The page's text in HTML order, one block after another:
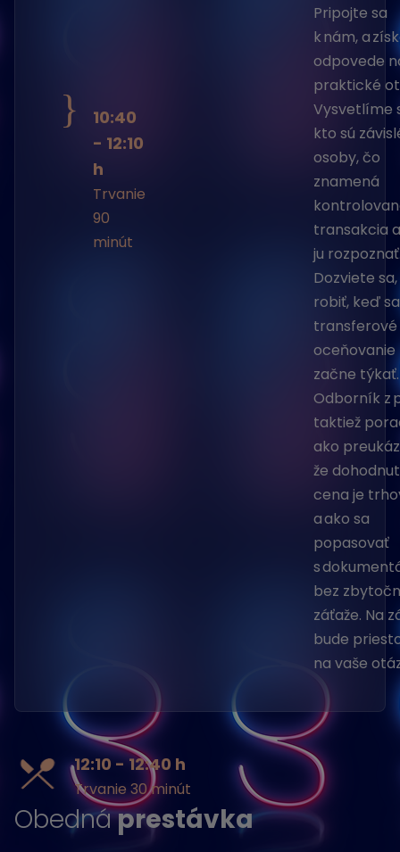
}
10:40
- 12:10
h
Trvanie
90
minút
Pripojte sa
k nám, a
odpovede
praktické
Vysvetlíme
kto sú
osoby, čo
znamená
transakcia
ju
Dozviete
robiť, keď
transferové
oceňovanie
začne týkať.
Odborník z
taktiež
ako
že
cena je
a ako sa
popasovať
s
bez
záťaže. Na
bude
na vaše
12:10 - 12:40 h
Trvanie 30 minút
Obednáprestávka